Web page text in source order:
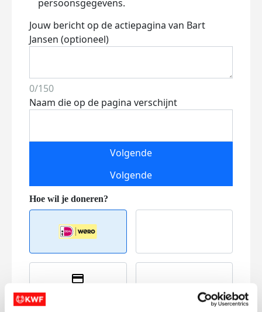
persoonsgegevens.
Jouw bericht op de actiepagina van Bart
Jansen (optioneel)
0/150
Naam die op de pagina verschijnt
Volgende
Volgende